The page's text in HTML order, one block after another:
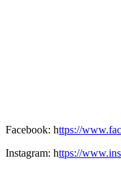
Facebook: https://
Instagram: https://